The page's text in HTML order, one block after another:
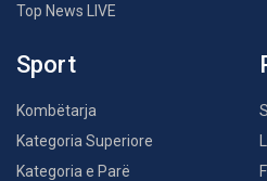
Top News LIVE
Sport
Kombëtarja
Kategoria Superiore
Kategoria e Parë